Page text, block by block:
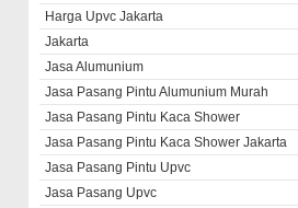
Harga Upvc Jakarta
Jakarta
Jasa Alumunium
Jasa Pasang Pintu Alumunium Murah
Jasa Pasang Pintu Kaca Shower
Jasa Pasang Pintu Kaca Shower Jakarta
Jasa Pasang Pintu Upvc
Jasa Pasang Upvc